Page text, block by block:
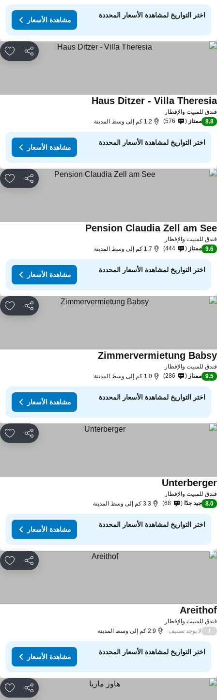
اختر التواريخ لمشاهدة الأسعار المحددة
مشاهدة الأسعار
مشاركة
للمبيت والإفطار
Haus Ditzer - Villaمشاهدة الأسعار
8.8 ممتاز 576 1.2 كم إلى وسط المدينة
اختر التواريخ لمشاهدة الأسعار المحددة
مشاهدة الأسعار
مشاركة
للمبيت والإفطار
Pension Claudia Zell amمشاهدة الأسعار
9.6 ممتاز 444 1.7 كم إلى وسط المدينة
اختر التواريخ لمشاهدة الأسعار المحددة
مشاهدة الأسعار
مشاركة
للمبيت والإفطار
Zimmervermietungمشاهدة الأسعار
9.5 ممتاز 286 1.0 كم إلى وسط المدينة
اختر التواريخ لمشاهدة الأسعار المحددة
مشاهدة الأسعار
مشاركة
للمبيت والإفطار
مشاهدة الأسعار
8.0 جيد جدًا 68 3.3 كم إلى وسط المدينة
اختر التواريخ لمشاهدة الأسعار المحددة
مشاهدة الأسعار
مشاركة
للمبيت والإفطار
مشاهدة الأسعار
لا يوجد تصنيف 2.9 كم إلى وسط المدينة
اختر التواريخ لمشاهدة الأسعار المحددة
مشاهدة الأسعار
مشاركة